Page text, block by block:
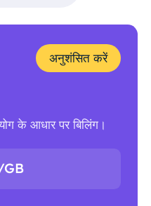
अनुशंसित करें
के आधार पर बिलिंग।